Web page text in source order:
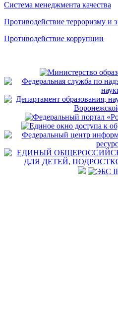
Система менеджмента качества
Противодействие терроризму и
Противодействие коррупции